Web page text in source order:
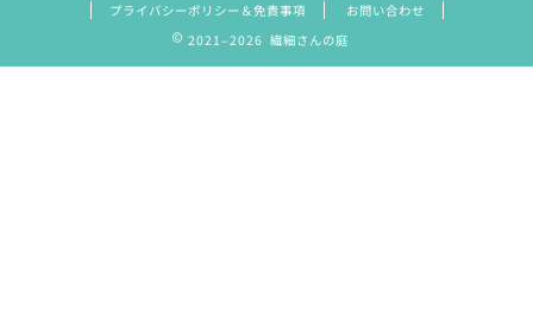
プライバシーポリシー＆免責事項
お問い合わせ
2021–2026 繊細さんの庭